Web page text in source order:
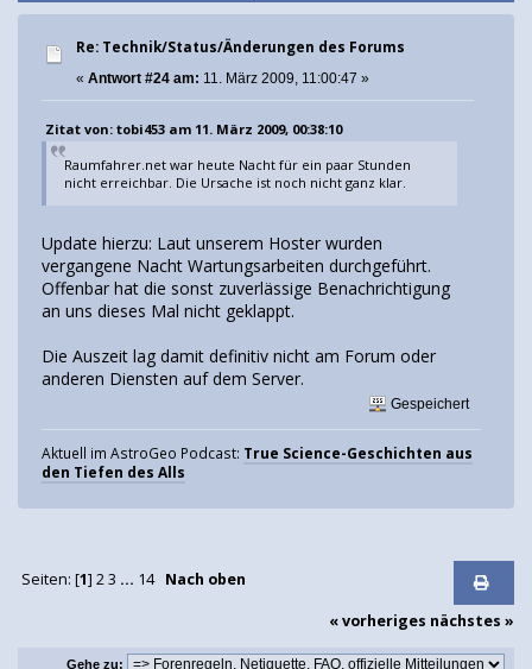
Re: Technik/Status/Änderungen des Forums
« Antwort #24 am: 11. März 2009, 11:00:47 »
Zitat von: tobi453 am 11. März 2009, 00:38:10
Raumfahrer.net war heute Nacht für ein paar Stunden
nicht erreichbar. Die Ursache ist noch nicht ganz klar.
Update hierzu: Laut unserem Hoster wurden
vergangene Nacht Wartungsarbeiten durchgeführt.
Offenbar hat die sonst zuverlässige Benachrichtigung
an uns dieses Mal nicht geklappt.
Die Auszeit lag damit definitiv nicht am Forum oder
anderen Diensten auf dem Server.
Gespeichert
Aktuell im AstroGeo Podcast: True Science-Geschichten aus
den Tiefen des Alls
Seiten: [1] 2 3 ... 14 Nach oben
« vorheriges nächstes »
Gehe zu: